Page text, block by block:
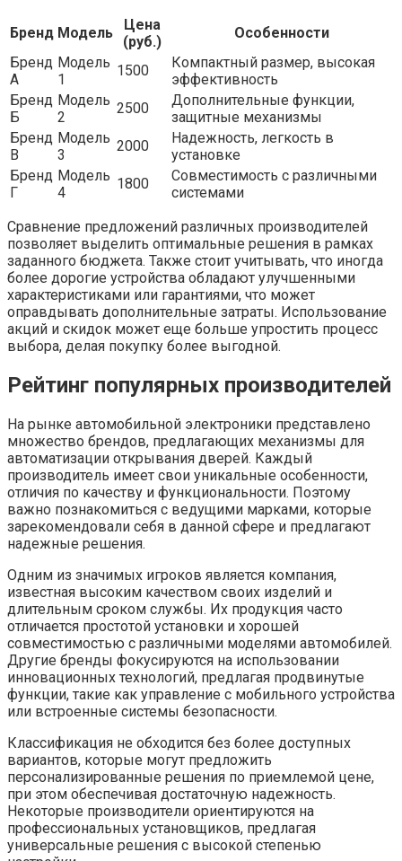
Бренд Модель
Цена
(руб.)
Особенности
Бренд
А
Модель
1
1500
Компактный размер, высокая
эффективность
Бренд
Б
Модель
2
2500
Дополнительные функции,
защитные механизмы
Бренд
В
Модель
3
2000
Надежность, легкость в
установке
Бренд
Г
Модель
4
1800
Совместимость с различными
системами
Сравнение предложений различных производителей
позволяет выделить оптимальные решения в рамках
заданного бюджета. Также стоит учитывать, что иногда
более дорогие устройства обладают улучшенными
характеристиками или гарантиями, что может
оправдывать дополнительные затраты. Использование
акций и скидок может еще больше упростить процесс
выбора, делая покупку более выгодной.
Рейтинг популярных производителей
На рынке автомобильной электроники представлено
множество брендов, предлагающих механизмы для
автоматизации открывания дверей. Каждый
производитель имеет свои уникальные особенности,
отличия по качеству и функциональности. Поэтому
важно познакомиться с ведущими марками, которые
зарекомендовали себя в данной сфере и предлагают
надежные решения.
Одним из значимых игроков является компания,
известная высоким качеством своих изделий и
длительным сроком службы. Их продукция часто
отличается простотой установки и хорошей
совместимостью с различными моделями автомобилей.
Другие бренды фокусируются на использовании
инновационных технологий, предлагая продвинутые
функции, такие как управление с мобильного устройства
или встроенные системы безопасности.
Классификация не обходится без более доступных
вариантов, которые могут предложить
персонализированные решения по приемлемой цене,
при этом обеспечивая достаточную надежность.
Некоторые производители ориентируются на
профессиональных установщиков, предлагая
универсальные решения с высокой степенью